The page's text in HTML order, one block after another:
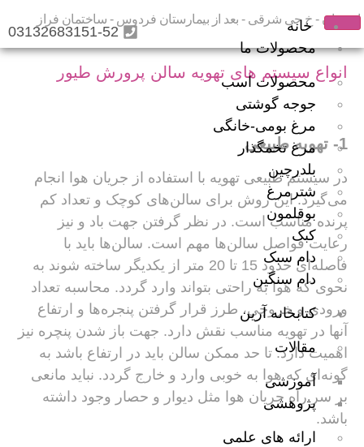
اصفهان - خ جی شرقی - بعد از بیمارستان فردوس - ساختمان فراز
03132683151-52
خانه
محصولات ما
محصولات اسب
جوجه گوشتی
مرغ بومی-خانگی
مرغ تخمگذار
بلدرچین
شترمرغ
بوقلمون
کبک
دام سبک
دام سنگین
کتابخانه آرین
مقالات
آموزشی
پژوهشی
ارائه های علمی
انواع سیستم های تهویه سالن پرورش طیور
1- تهویه طبیعی
در سیستم طبیعی تهویه با استفاده از جریان هوا انجام
می‌گیرد. این روش برای سالن‌های کوچک و تعداد کم
پرنده مناسب است. در نظر گرفتن جهت باد و نیز
رعایت فواصل سالن‌ها مهم است. سالن‌ها باید با
فاصله‌ای حدود 15 تا 20 متر از یکدیگر ساخته شوند به
نحوی که هوا به راحتی بتواند وارد گردد. محاسبه تعداد
ورودی و خروجی، طرز قرار گرفتن پنجره‌ها و ارتفاع
آنها در تهویه مناسب نقش دارد. جهت باز شدن پنچره نیز
اهمیت دارد. تا حد ممکن سالن باید در ارتفاع باشد به
گونه‌ای که هوا به خوبی وارد و خارج گردد. نباید مانعی
بر سر راه جریان هوا مثل دیوار و حصار وجود داشته
باشد.